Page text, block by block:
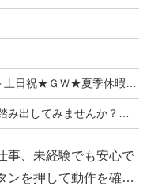
Ｗ★夏季休暇★冬季休暇★年末年始
では、未経験者多数活躍中！不安な気持ちは、私...
事、未経験でも安心で
ンを押して動作を確認